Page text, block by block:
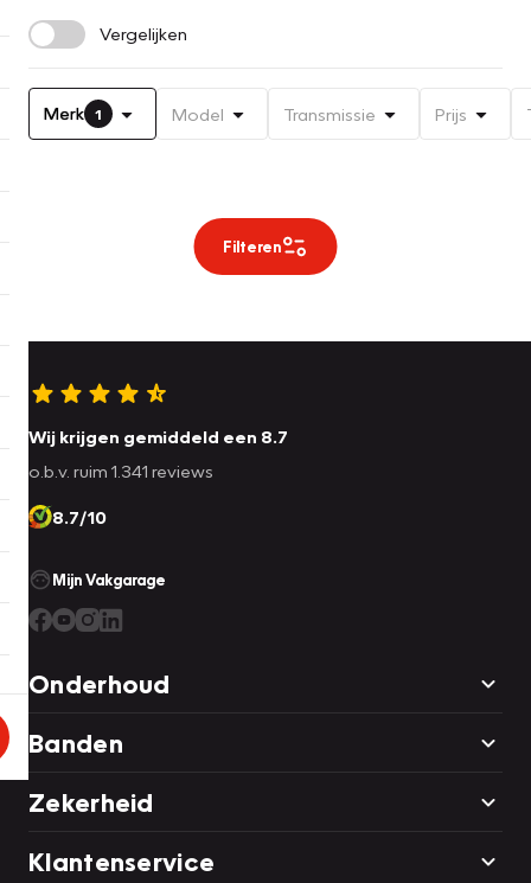
Vergelijken
Merk 1 Model Transmissie Prijs
Filteren
Wij krijgen gemiddeld een 8.7
o.b.v. ruim 1.341 reviews
8.7/10
Mijn Vakgarage
Onderhoud
Banden
Zekerheid
Klantenservice